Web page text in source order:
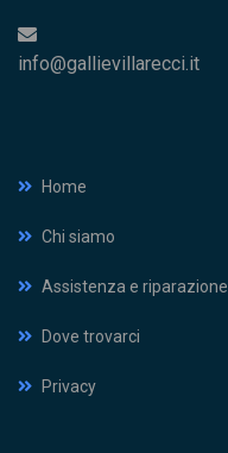
info@gallievillarecci.it
Home
Chi siamo
Assistenza e riparazione
Dove trovarci
Privacy